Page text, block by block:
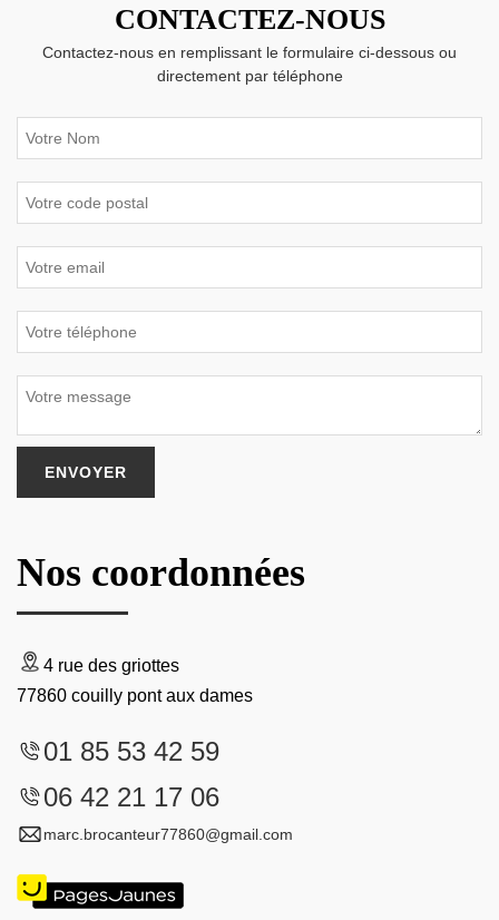
CONTACTEZ-NOUS
Contactez-nous en remplissant le formulaire ci-dessous ou
directement par téléphone
Nos coordonnées
4 rue des griottes
77860 couilly pont aux dames
01 85 53 42 59
06 42 21 17 06
marc.brocanteur77860@gmail.com